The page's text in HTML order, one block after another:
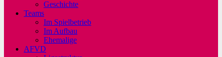
Geschichte
Teams
Im Spielbetrieb
Im Aufbau
Ehemalige
AFVD